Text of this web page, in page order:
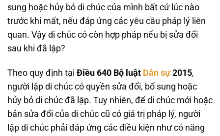
sung hoặc hủy bỏ di chúc của mình bất cứ lúc nào
trước khi mất, nếu đáp ứng các yêu cầu pháp lý liên
quan. Vậy di chúc có còn hợp pháp nếu bị sửa đổi
sau khi đã lập?
Theo quy định tại Điều 640 Bộ luật Dân sự2015,
người lập di chúc có quyền sửa đổi, bổ sung hoặc
hủy bỏ di chúc đã lập. Tuy nhiên, để di chúc mới hoặc
bản sửa đổi của di chúc cũ có giá trị pháp lý, người
lập di chúc phải đáp ứng các điều kiện như có năng